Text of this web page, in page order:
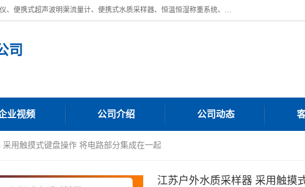
青岛路博环保公司主营：低浓度烟尘烟气分析仪、高锰酸盐指数全自动分析仪、便携式超声波明渠流量计、便携式水质采样器、恒温恒湿称重系统、手持式油烟检测仪等;是一家集环保科研、设计、生产、维护、销售和系统集成为一体的综合性高科技企业。路博人秉承"科学技术是第一生产力的重要理念，倡导环境友好型的生产、生活和消费方式。
司
业视频 公司介绍 公司动态
用触摸式键盘操作 将电路部分集成在一起
江苏户外水质采样器 采用触摸